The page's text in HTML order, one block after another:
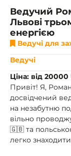
Ведучий
Львові
енергією
Ведучі для
Ведучі
Ціна: від 20000
Привіт! Я,
досвідчений
на незабутню
вільно
🇬🇧 та
легко